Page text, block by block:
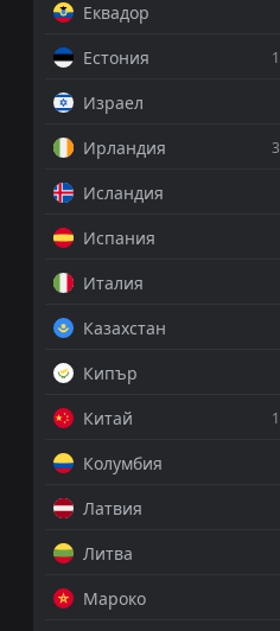
Еквадор
Естония
1
Израел
Ирландия
3
Исландия
Испания
Италия
Казахстан
Кипър
Китай
1
Колумбия
Латвия
Литва
Мароко